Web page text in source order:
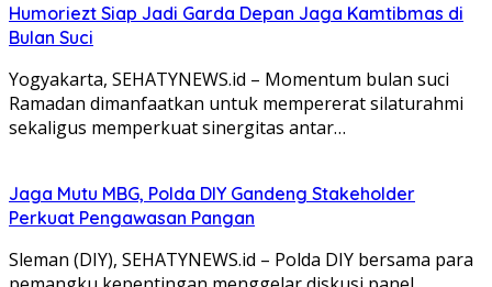
Humoriezt Siap Jadi Garda Depan Jaga Kamtibmas di
Bulan Suci
Yogyakarta, SEHATYNEWS.id – Momentum bulan suci
Ramadan dimanfaatkan untuk mempererat silaturahmi
sekaligus memperkuat sinergitas antar…
Jaga Mutu MBG, Polda DIY Gandeng Stakeholder
Perkuat Pengawasan Pangan
Sleman (DIY), SEHATYNEWS.id – Polda DIY bersama para